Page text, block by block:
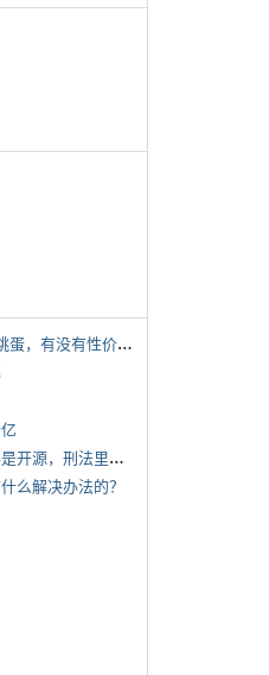
*
想请教有经验的蛋友，想给媳妇7夕买个跳蛋，有没有性价比高的推荐
*
有啥搞钱的路子吗，开源节流都行，主要是开源，刑法里的咱不做
么解决办法的？